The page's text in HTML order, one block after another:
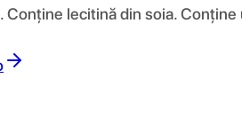
Conține lecitină din soia.